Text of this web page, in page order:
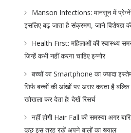
Manson Infections: मानसून में
इसलिए बढ़ जाता है संक्रमण, जाने विशेषज्ञ
Health First: महिलाओं की स्वास्थ्य
जिन्हें कभी नहीं करना चाहिए इग्नोर
बच्चों का Smartphone का ज्यादा
सिर्फ बच्चों की आंखों पर असर करता है बल्कि
खोखला कर देता है! देखें रिसर्च
नहीं होगी Hair Fall की समस्या अगर
कुछ इस तरह रखें अपने बालों का ख्याल